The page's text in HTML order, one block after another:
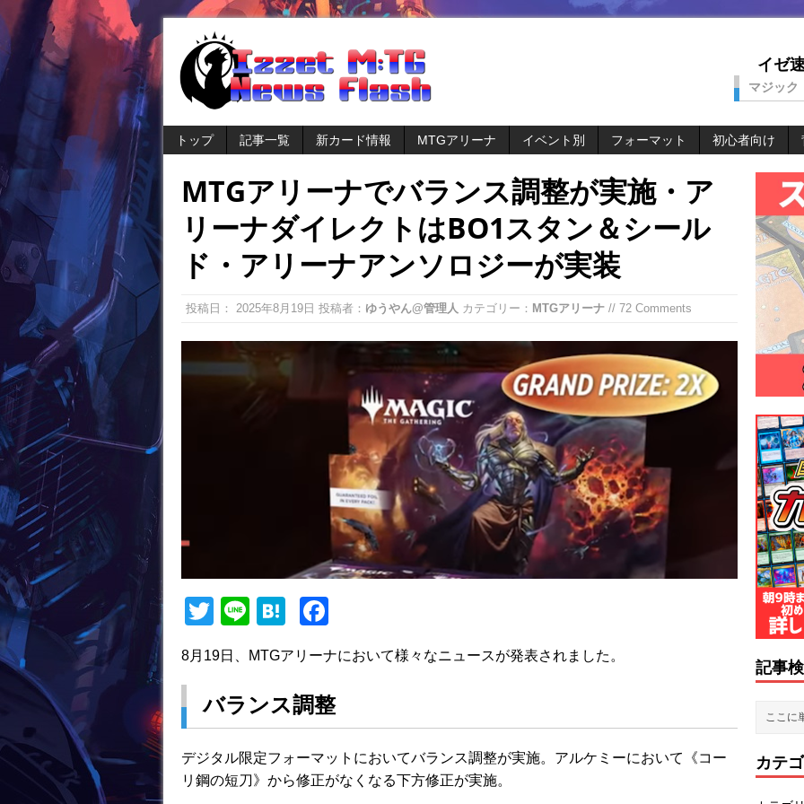
イゼ
マジック
トップ 記事一覧 新カード情報 MTGアリーナ イベント別 フォーマット 初心者向け
MTGアリーナでバランス調整が実施・ア
リーナダイレクトはBO1スタン＆シール
ド・アリーナアンソロジーが実装
投稿日： 2025年8月19日 投稿者： ゆうやん@管理人 カテゴリー： MTGアリーナ // 72 Comments
T
itt
er
Li
e
H
e
n
a
c
e
b
o
o
8月19日、MTGアリーナにおいて様々なニュースが発表されました。
バランス調整
デジタル限定フォーマットにおいてバランス調整が実施。アルケミーにおいて《コー
リ鋼の短刀》から修正がなくなる下方修正が実施。
記事
カテ